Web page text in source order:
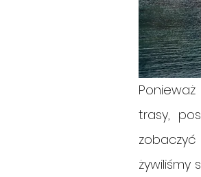
trasy,
żywiliśmy